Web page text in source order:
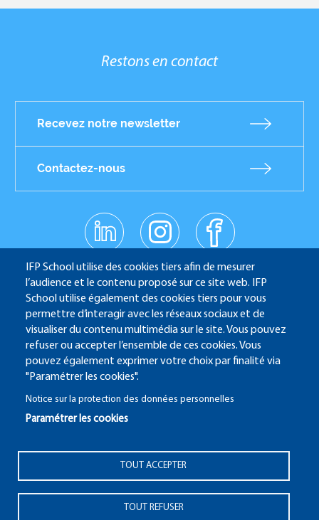
IFP School utilise des cookies tiers afin de mesurer
l’audience et le contenu proposé sur ce site web. IFP
School utilise également des cookies tiers pour vous
permettre d’interagir avec les réseaux sociaux et de
visualiser du contenu multimédia sur le site. Vous pouvez
refuser ou accepter l’ensemble de ces cookies. Vous
pouvez également exprimer votre choix par finalité via
"Paramétrer les cookies".
Notice sur la protection des données personnelles
Paramétrer les cookies
TOUT REFUSER
TOUT ACCEPTER
Restons en contact
Recevez notre newsletter
Contactez-nous
Réseaux
sociaux
linkedin
instagr
am
facebo
ok
youtub
e
IFP School - 232 Avenue Napoléon Bonaparte - 92852
Rueil-Malmaison
de
Mentions Légales Plan du site © 2025 IFP School